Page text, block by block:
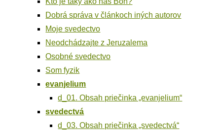
Dob­rá sprá­va v člán­koch iných autorov
Moje sve­dec­tvo
Neod­chá­dzaj­te z Jeruzalema
Osob­né svedectvo
Som fyzik
evan­je­lium
d_01. Obsah prie­čin­ka „evan­je­lium“
sve­dec­tvá
d_03. Obsah prie­čin­ka „sve­dec­tvá“